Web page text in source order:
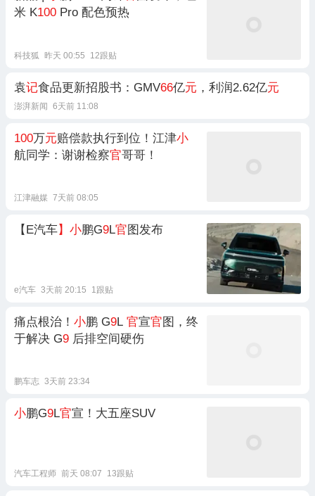
米 K100 Pro 配色预热
科技狐 昨天 00:55 12跟贴
袁记食品更新招股书：GMV66亿元 ，利润2.62亿元
澎湃新闻 6天前 11:08
100万元赔偿款执行到位！江津小
航同学：谢谢检察官哥哥！
江津融媒 7天前 08:05
【E汽车】小鹏G9L官 图发布
e汽车 3天前 20:15 1跟贴
痛点根治！ 小鹏 G9L 官宣官图，终
于解决 G9 后排空间硬伤
鹏车志 3天前 23:34
小鹏G9L官宣！大五座SUV
汽车工程师 前天 08:07 13跟贴